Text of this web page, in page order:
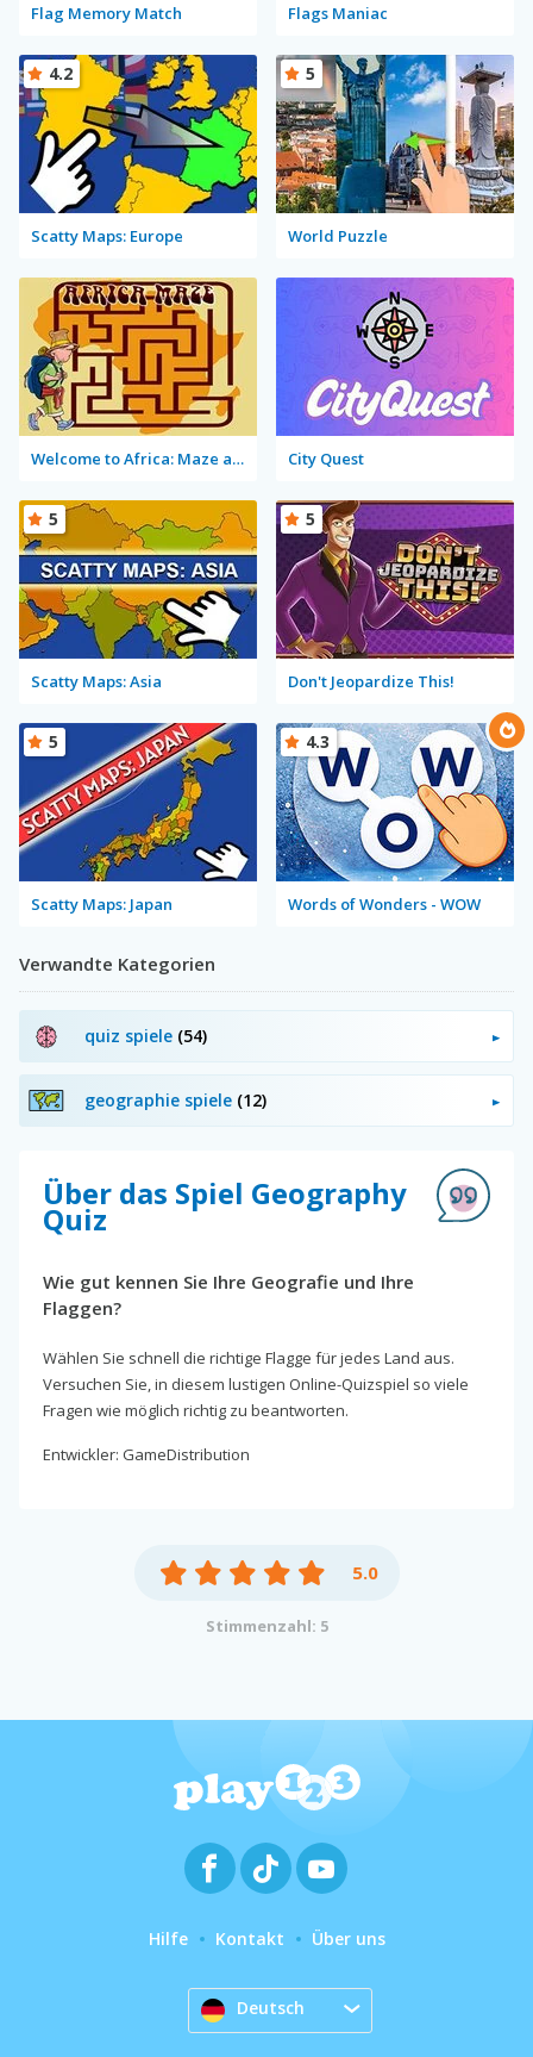
Flag Memory Match Flags Maniac
Scatty Maps: Europe
4.2
World Puzzle
5
Welcome to Africa: Maze and Tourist City Quest
Scatty Maps: Asia
5
Don't Jeopardize This!
5
Scatty Maps: Japan
5
Words of Wonders - WOW
4.3
Verwandte Kategorien
quiz spiele (54)
geographie spiele (12)
Über das Spiel Geography
Quiz
Wie gut kennen Sie Ihre Geografie und Ihre
Flaggen?
Wählen Sie schnell die richtige Flagge für jedes Land aus.
Versuchen Sie, in diesem lustigen Online-Quizspiel so viele
Fragen wie möglich richtig zu beantworten.
Entwickler: GameDistribution
5.0
Stimmenzahl: 5
Hilfe Kontakt Über uns
Deutsch